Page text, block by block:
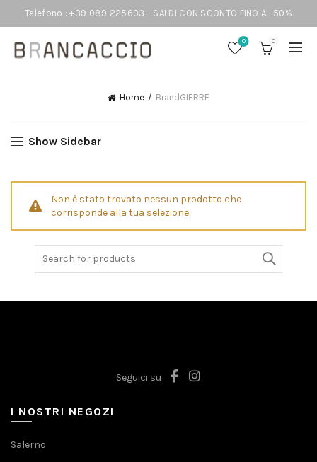
Telefono : +39 089 225603 - SALDI CON SCONTO FINO AL 50%
0 0
Home Brand GIERRE
Show Sidebar
Non è stato trovato nessun prodotto che
corrisponde alla tua selezione.
Seguici su
I NOSTRI NEGOZI
Salerno